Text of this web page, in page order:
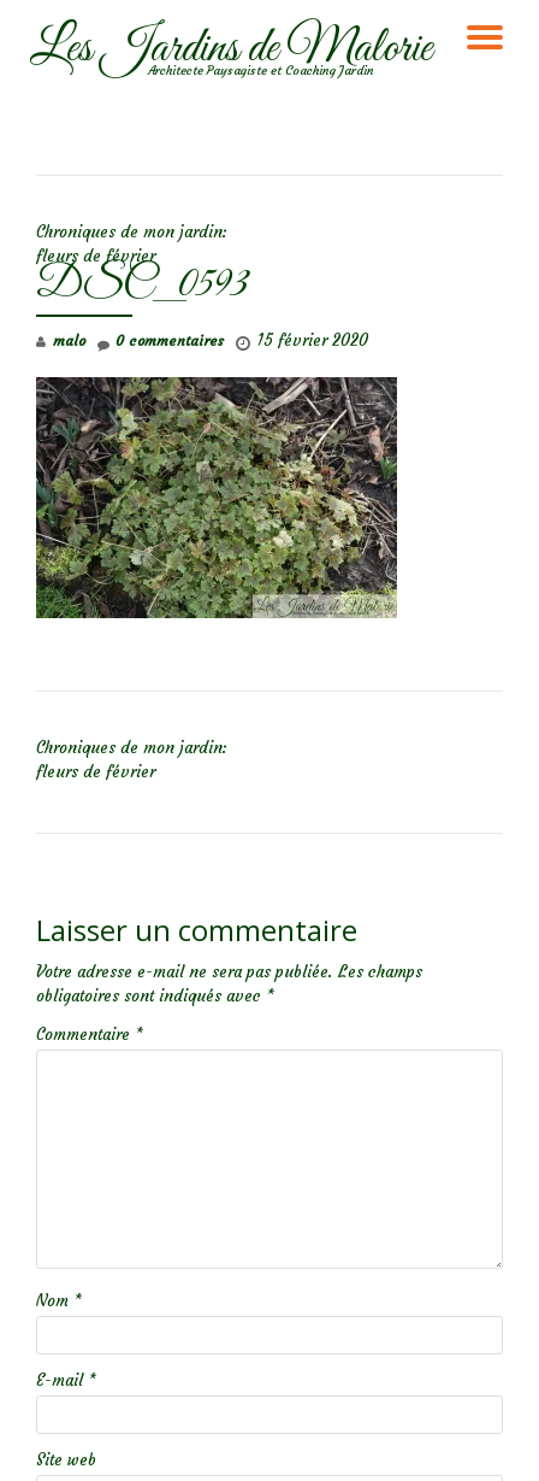
AllerLes Jardins de Malorie
Architecte Paysagiste et Coaching Jardin
Chroniques de mon jardin:
fleurs de février
DSC_0593
malo 15 février 2020
0 commentaires
Chroniques de mon jardin:
fleurs de février
Laisser un commentaire
Votre adresse e-mail ne sera pas publiée. Les champs
obligatoires sont indiqués avec *
Commentaire *
Nom *
E-mail *
Site web